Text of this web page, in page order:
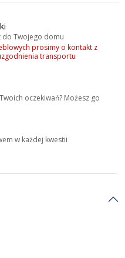
Twojego domu
prosimy o kontakt z
transportu
oczekiwań? Możesz go
w każdej kwestii